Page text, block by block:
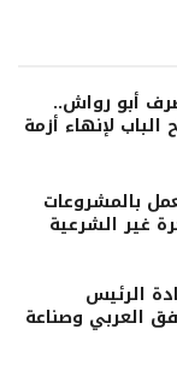
صرف أبو رواش..
لإنهاء أزمة
بالمشروعات
غير الشرعية
الرئيس
العربي وصناعة